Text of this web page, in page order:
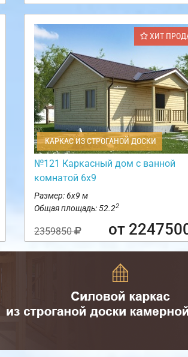
ХИТ
КАРКАС ИЗ СТРОГАНОЙ ДОСКИ
№121 Каркасный дом с ванной
комнатой 6х9
Размер: 6х9 м
Общая площадь: 52.22
2359850 от